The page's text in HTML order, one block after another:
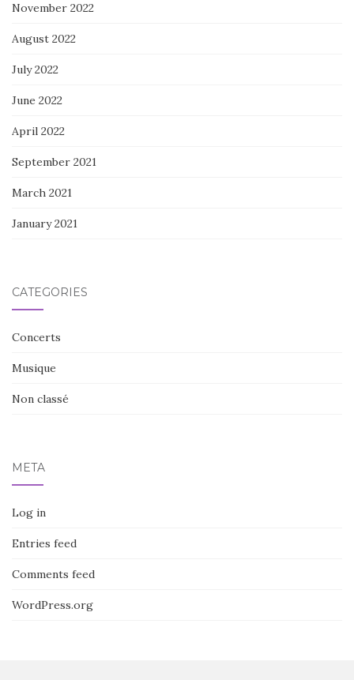
November 2022
August 2022
July 2022
June 2022
April 2022
September 2021
March 2021
January 2021
CATEGORIES
Concerts
Musique
Non classé
META
Log in
Entries feed
Comments feed
WordPress.org